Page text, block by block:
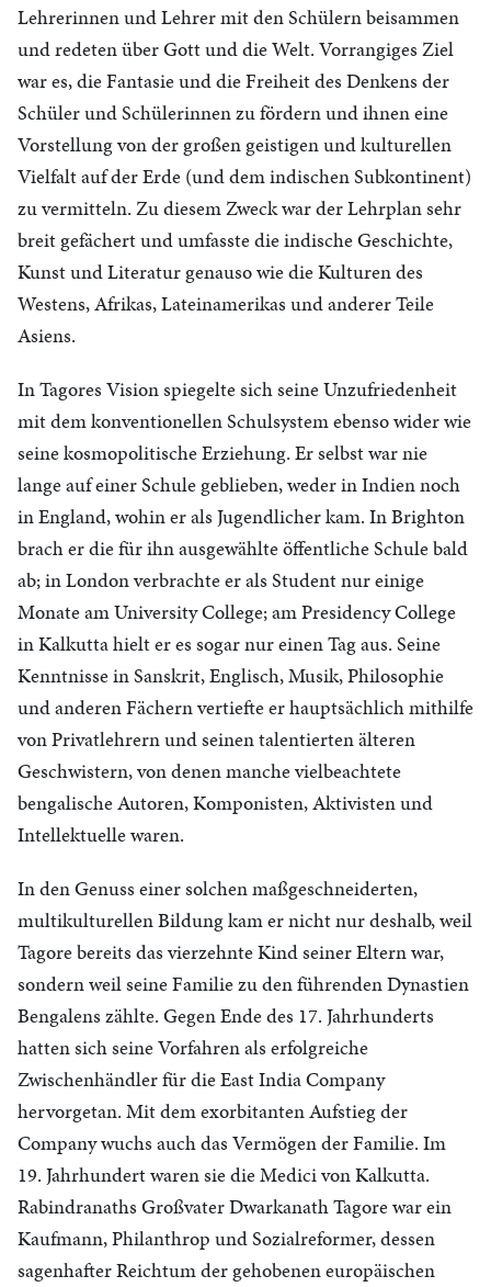
Lehrerinnen und Lehrer mit den Schülern beisammen
und redeten über Gott und die Welt. Vorrangiges Ziel
war es, die Fantasie und die Freiheit des Denkens der
Schüler und Schülerinnen zu fördern und ihnen eine
Vorstellung von der großen geistigen und kulturellen
Vielfalt auf der Erde (und dem indischen Subkontinent)
zu vermitteln. Zu diesem Zweck war der Lehrplan sehr
breit gefächert und umfasste die indische Geschichte,
Kunst und Literatur genauso wie die Kulturen des
Westens, Afrikas, Lateinamerikas und anderer Teile
Asiens.
In Tagores Vision spiegelte sich seine Unzufriedenheit
mit dem konventionellen Schulsystem ebenso wider wie
seine kosmopolitische Erziehung. Er selbst war nie
lange auf einer Schule geblieben, weder in Indien noch
in England, wohin er als Jugendlicher kam. In Brighton
brach er die für ihn ausgewählte öffentliche Schule bald
ab; in London verbrachte er als Student nur einige
Monate am University College; am Presidency College
in Kalkutta hielt er es sogar nur einen Tag aus. Seine
Kenntnisse in Sanskrit, Englisch, Musik, Philosophie
und anderen Fächern vertiefte er hauptsächlich mithilfe
von Privatlehrern und seinen talentierten älteren
Geschwistern, von denen manche vielbeachtete
bengalische Autoren, Komponisten, Aktivisten und
Intellektuelle waren.
In den Genuss einer solchen maßgeschneiderten,
multikulturellen Bildung kam er nicht nur deshalb, weil
Tagore bereits das vierzehnte Kind seiner Eltern war,
sondern weil seine Familie zu den führenden Dynastien
Bengalens zählte. Gegen Ende des 17. Jahrhunderts
hatten sich seine Vorfahren als erfolgreiche
Zwischenhändler für die East India Company
hervorgetan. Mit dem exorbitanten Aufstieg der
Company wuchs auch das Vermögen der Familie. Im
19. Jahrhundert waren sie die Medici von Kalkutta.
Rabindranaths Großvater Dwarkanath Tagore war ein
Kaufmann, Philanthrop und Sozialreformer, dessen
sagenhafter Reichtum der gehobenen europäischen